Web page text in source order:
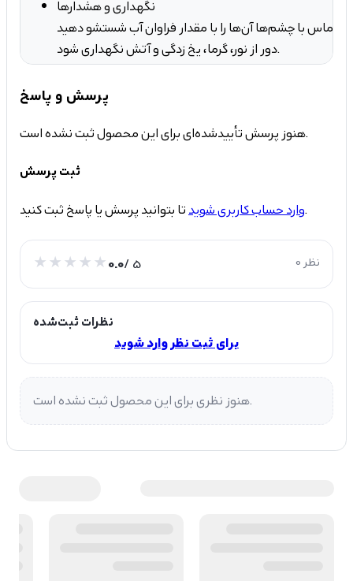
نگهداری و هشدارها
دور از نور، گرما، یخ زدگی و آتش نگهداری شود.
پرسش و پاسخ
هنوز پرسش تأییدشده‌ای برای این محصول ثبت نشده است.
ثبت پرسش
وارد حساب کاربری شویدتا بتوانید پرسش یا پاسخ ثبت کنید.
0.0/ 5 0 نظر
نظرات ثبت‌شده
برای ثبت نظر وارد شوید
هنوز نظری برای این محصول ثبت نشده است.